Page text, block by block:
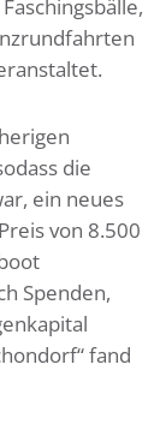
die
ein neues
von 8.500
Spenden,
fand